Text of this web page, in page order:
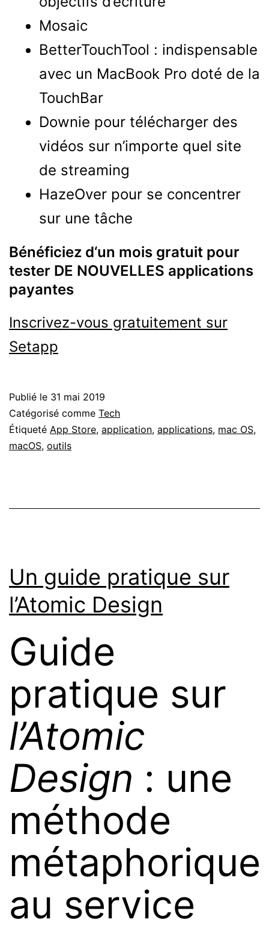
Mosaic
BetterTouchTool : indispensable
avec un MacBook Pro doté de la
TouchBar
Downie pour télécharger des
vidéos sur n’importe quel site
de streaming
HazeOver pour se concentrer
sur une tâche
Bénéficiez d‘un mois gratuit pour
tester DE NOUVELLES applications
payantes
Inscrivez-vous gratuitement sur
Setapp
Publié le 31 mai 2019
Catégorisé comme Tech
Étiqueté App Store, application, applications, mac OS,
macOS, outils
Un guide pratique sur
l’Atomic Design
Guide
pratique sur
l’Atomic
Design : une
méthode
métaphorique
au service